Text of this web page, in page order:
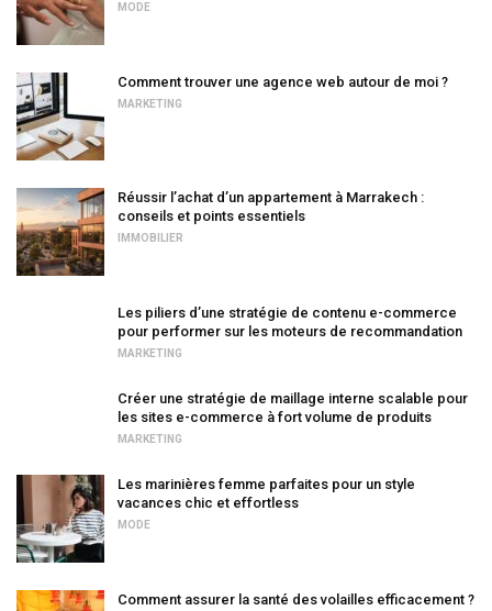
MODE
Comment trouver une agence web autour de moi ?
MARKETING
Réussir l’achat d’un appartement à Marrakech :
conseils et points essentiels
IMMOBILIER
Les piliers d’une stratégie de contenu e-commerce
pour performer sur les moteurs de recommandation
MARKETING
Créer une stratégie de maillage interne scalable pour
les sites e-commerce à fort volume de produits
MARKETING
Les marinières femme parfaites pour un style
vacances chic et effortless
MODE
Comment assurer la santé des volailles efficacement ?